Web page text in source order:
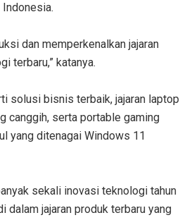
dan memperkenalkan jajaran
terbaru,” katanya.
solusi bisnis terbaik, jajaran laptop
canggih, serta portable gaming
yang ditenagai Windows 11
sekali inovasi teknologi tahun
dalam jajaran produk terbaru yang